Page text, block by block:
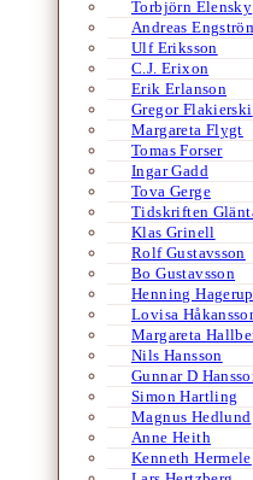
Torbjörn Elensky
Andreas
Ulf Eriksson
C.J. Erixon
Erik Erlanson
Gregor Flakierski
Margareta Flygt
Tomas Forser
Ingar Gadd
Tova Gerge
Tidskriften
Klas Grinell
Rolf Gustavsson
Bo Gustavsson
Henning Hagerup
Lovisa
Margareta
Nils Hansson
Gunnar D
Simon Hartling
Magnus Hedlund
Anne Heith
Kenneth Hermele